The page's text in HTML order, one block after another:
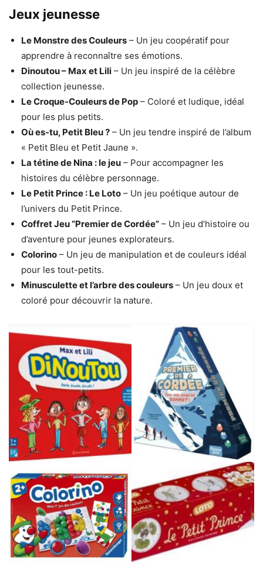
Jeux jeunesse
Le Monstre des Couleurs – Un jeu coopératif pour
apprendre à reconnaître ses émotions.
Dinoutou – Max et Lili – Un jeu inspiré de la célèbre
collection jeunesse.
Le Croque-Couleurs de Pop – Coloré et ludique, idéal
pour les plus petits.
Où es-tu, Petit Bleu ? – Un jeu tendre inspiré de l’album
« Petit Bleu et Petit Jaune ».
La tétine de Nina : le jeu – Pour accompagner les
histoires du célèbre personnage.
Le Petit Prince : Le Loto – Un jeu poétique autour de
l’univers du Petit Prince.
Coffret Jeu “Premier de Cordée” – Un jeu d’histoire ou
d’aventure pour jeunes explorateurs.
Colorino – Un jeu de manipulation et de couleurs idéal
pour les tout-petits.
Minusculette et l’arbre des couleurs – Un jeu doux et
coloré pour découvrir la nature.